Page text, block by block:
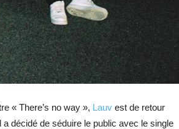
« There’s no way », Lauv est de retour
a décidé de séduire le public avec le single